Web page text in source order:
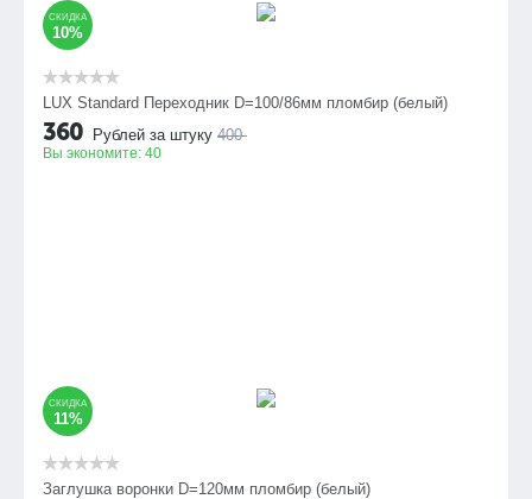
СКИДКА
10%
LUX Standard Переходник D=100/86мм пломбир (белый)
360 Рублей за штуку 400
Вы экономите: 40
СКИДКА
11%
Заглушка воронки D=120мм пломбир (белый)